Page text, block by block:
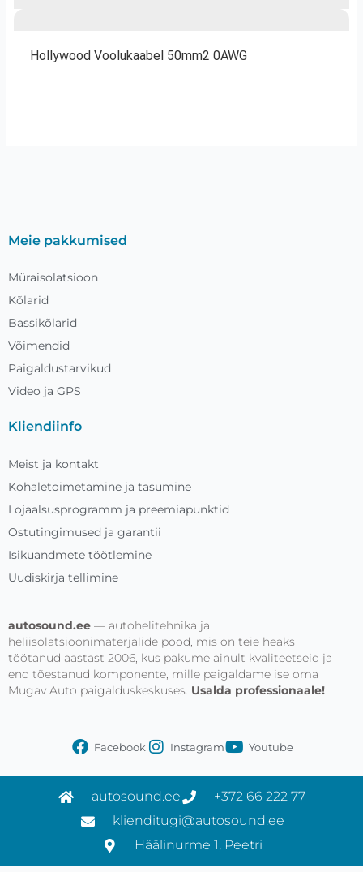
Hollywood Voolukaabel 50mm2 0AWG
Meie pakkumised
Müraisolatsioon
Kõlarid
Bassikõlarid
Võimendid
Paigaldustarvikud
Video ja GPS
Kliendiinfo
Meist ja kontakt
Kohaletoimetamine ja tasumine
Lojaalsusprogramm ja preemiapunktid
Ostutingimused ja garantii
Isikuandmete töötlemine
Uudiskirja tellimine
autosound.ee — autohelitehnika ja
heliisolatsioonimaterjalide pood, mis on teie heaks
töötanud aastast 2006, kus pakume ainult kvaliteetseid ja
end tõestanud komponente, mille paigaldame ise oma
Mugav Auto paigalduskeskuses. Usalda professionaale!
Facebook Instagram Youtube
autosound.ee
+372 66 222 77
klienditugi@autosound.ee
Häälinurme 1, Peetri